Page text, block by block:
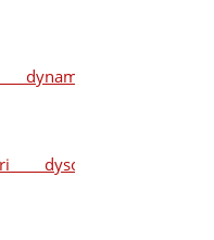
dynamic
dyson